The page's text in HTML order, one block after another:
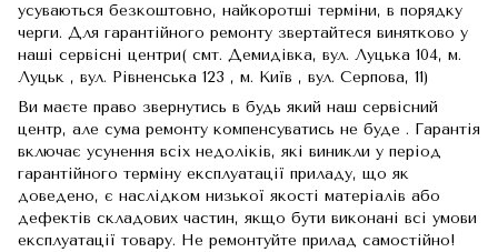
усуваються безкоштовно, найкоротші терміни, в порядку
черги. Для гарантійного ремонту звертайтеся винятково у
наші сервісні центри( смт. Демидівка, вул. Луцька 104, м.
Луцьк , вул. Рівненська 123 , м. Київ , вул. Серпова, 11)
Ви маєте право звернутись в будь який наш сервісний
центр, але сума ремонту компенсуватись не буде . Гарантія
включає усунення всіх недоліків, які виникли у період
гарантійного терміну експлуатації приладу, що як
доведено, є наслідком низької якості матеріалів або
дефектів складових частин, якщо бути виконані всі умови
експлуатації товару. Не ремонтуйте прилад самостійно!